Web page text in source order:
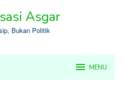
Asgar
Bukan Politik
MENU